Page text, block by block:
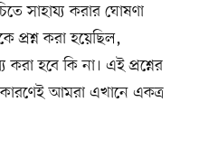
সাহায্য করার ঘোষণা
প্রশ্ন করা হয়েছিল,
করা হবে কি না। এই প্রশ্নের
আমরা এখানে একত্র